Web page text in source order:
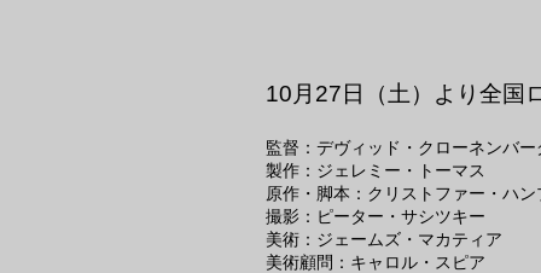
10月27日（土）より全国
監督：デヴィッド・クローネンバー
製作：ジェレミー・トーマス
原作・脚本：クリストファー・ハン
撮影：ピーター・サシツキー
美術：ジェームズ・マカティア
美術顧問：キャロル・スピア